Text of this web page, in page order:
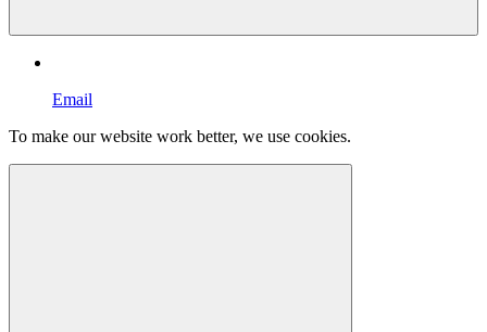
Email
To make our website work better, we use cookies.